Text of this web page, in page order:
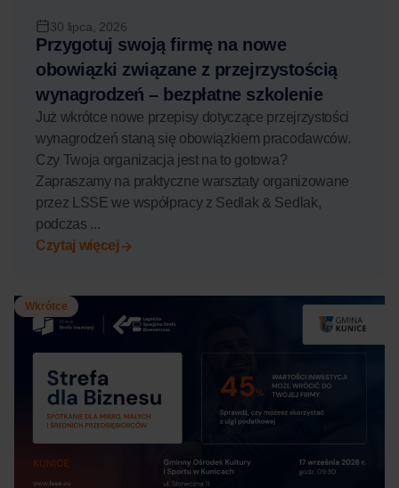
30 lipca, 2026
Przygotuj swoją firmę na nowe
obowiązki związane z przejrzystością
wynagrodzeń – bezpłatne szkolenie
Już wkrótce nowe przepisy dotyczące przejrzystości
wynagrodzeń staną się obowiązkiem pracodawców.
Czy Twoja organizacja jest na to gotowa?
Zapraszamy na praktyczne warsztaty organizowane
przez LSSE we współpracy z Sedlak & Sedlak,
podczas ...
Czytaj więcej
Wkrótce